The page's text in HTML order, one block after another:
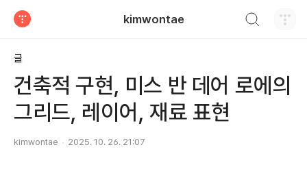
kimwontae
글
건축적 구현, 미스 반 데어 로에의
그리드, 레이어, 재료 표현
kimwontae 2025. 10. 26. 21:07